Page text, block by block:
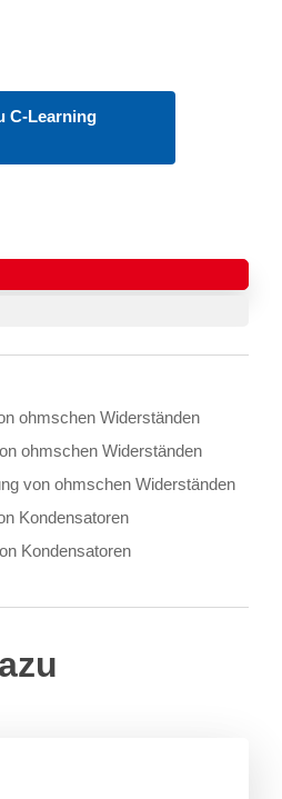
C-Learning
ohmschen Widerständen
ohmschen Widerständen
von ohmschen Widerständen
Kondensatoren
Kondensatoren